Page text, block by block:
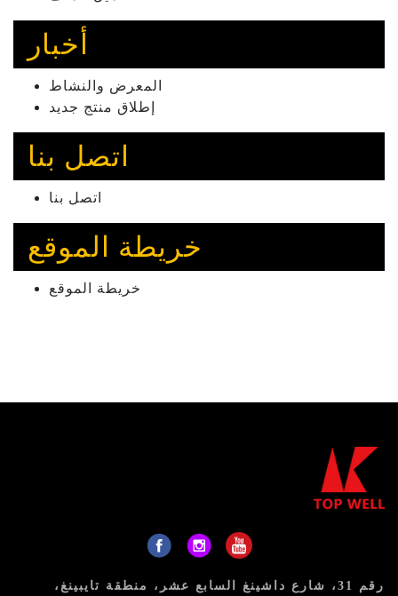
أخبار
المعرض والنشاط
إطلاق منتج جديد
اتصل بنا
اتصل بنا
خريطة الموقع
خريطة الموقع
رقم 31، شارع داشينغ السابع عشر، منطقة تايبينغ،